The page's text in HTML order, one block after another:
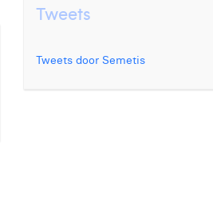
Tweets
Tweets door Semetis